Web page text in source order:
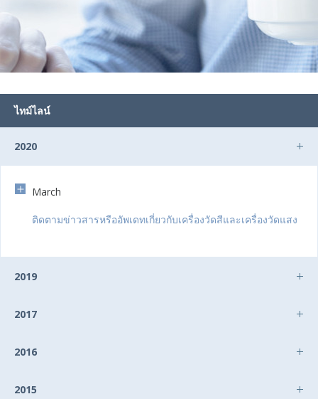
ไทม์ไลน์
2020
March
ติดตามข่าวสารหรืออัพเดทเกี่ยวกับเครื่องวัดสีและเครื่องวัดแสง
2019
2017
2016
2015